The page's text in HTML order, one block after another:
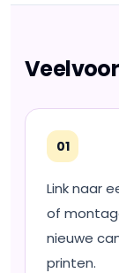
01
Link naar
of
nieuwe
printen.